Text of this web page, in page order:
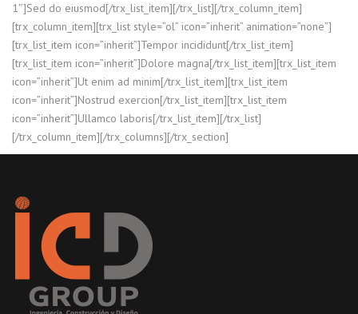
1″]Sed do eiusmod[/trx_list_item][/trx_list][/trx_column_item]
[trx_column_item][trx_list style=”ol” icon=”inherit” animation=”none”]
[trx_list_item icon=”inherit”]Tempor incididunt[/trx_list_item]
[trx_list_item icon=”inherit”]Dolore magna[/trx_list_item][trx_list_item
icon=”inherit”]Ut enim ad minim[/trx_list_item][trx_list_item
icon=”inherit”]Nostrud exercion[/trx_list_item][trx_list_item
icon=”inherit”]Ullamco laboris[/trx_list_item][/trx_list]
[/trx_column_item][/trx_columns][/trx_section]